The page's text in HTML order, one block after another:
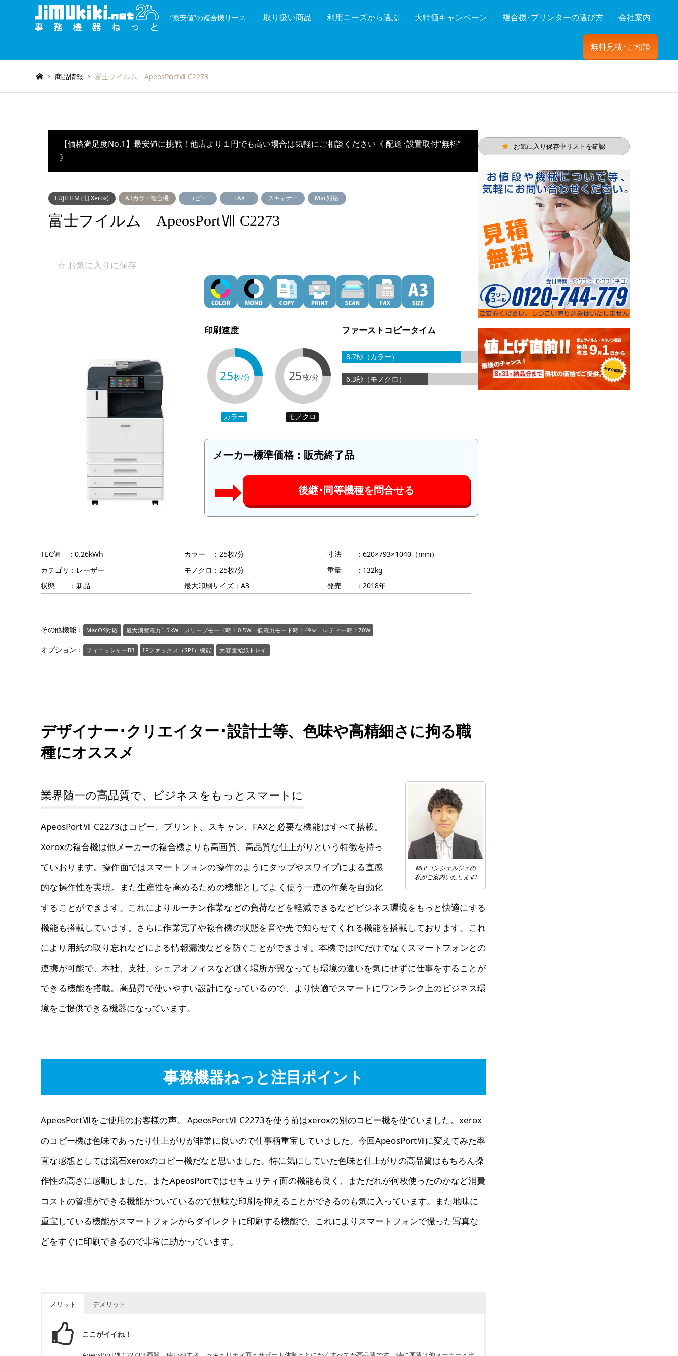
“最安値”の複合機リース 取り扱い商品 利用ニーズから選ぶ 大特価キャンペーン 複合機･プリンターの選び方 会社案内
無料見積･ご相談
商品情報 富士フイルム ApeosPortⅦ C2273
【価格満足度No.1】最安値に挑戦！他店より１円でも高い場合は気軽にご相談ください《 配送･設置取付“無料”
》
FUJIFILM (旧 Xerox) A3カラー複合機 コピー FAX スキャナー Mac対応
富士フイルム ApeosPortⅦ C2273
☆ お気に入りに保存
印刷速度
25枚/分
カラー
25枚/分
モノクロ
ファーストコピータイム
8.7秒（カラー）
6.3秒（モノクロ）
メーカー標準価格： 販売終了品
➡︎ 後継･同等機種を問合せる
TEC値 ：0.26kWh カラー ：25枚/分
寸法 ：620×793×1040（mm）
カテゴリ：レーザー
モノクロ：25枚/分
重量 ：132kg
状態 ：新品
最大印刷サイズ：A3 発売 ：2018年
その他機能： MacOS対応 最大消費電力1.5kW スリープモード時：0.5W 低電力モード時：49ｗ レディー時：70W
オプション： フィニッシャーB3 IPファックス（SPI）機能 大容量給紙トレイ
デザイナー･クリエイター･設計士等、色味や高精細さに拘る職
種にオススメ
業界随一の高品質で、ビジネスをもっとスマートに
MFPコンシェルジェの
私がご案内いたします!
ApeosPortⅦ C2273はコピー、プリント、スキャン、FAXと必要な機能はすべて搭載。
Xeroxの複合機は他メーカーの複合機よりも高画質、高品質な仕上がりという特徴を持っ
ていおります。操作面ではスマートフォンの操作のようにタップやスワイプによる直感
的な操作性を実現。また生産性を高めるための機能としてよく使う一連の作業を自動化
することができます。これによりルーチン作業などの負荷などを軽減できるなどビジネス環境をもっと快適にする
機能も搭載しています。さらに作業完了や複合機の状態を音や光で知らせてくれる機能を搭載しております。これ
により用紙の取り忘れなどによる情報漏洩などを防ぐことができます。本機ではPCだけでなくスマートフォンとの
連携が可能で、本社、支社、シェアオフィスなど働く場所が異なっても環境の違いを気にせずに仕事をすることが
できる機能を搭載。高品質で使いやすい設計になっているので、より快適でスマートにワンランク上のビジネス環
境をご提供できる機器になっています。
事務機器ねっと注目ポイント
ApeosPortⅦをご使用のお客様の声。 ApeosPortⅦ C2273を使う前はxeroxの別のコピー機を使ていました。xerox
のコピー機は色味であったり仕上がりが非常に良いので仕事柄重宝していました。今回ApeosPortⅦに変えてみた率
直な感想としては流石xeroxのコピー機だなと思いました。特に気にしていた色味と仕上がりの高品質はもちろん操
作性の高さに感動しました。またApeosPortではセキュリティ面の機能も良く、まただれが何枚使ったのかなど消費
コストの管理ができる機能がついているので無駄な印刷を抑えることができるのも気に入っています。また地味に
重宝している機能がスマートフォンからダイレクトに印刷する機能で、これによりスマートフォンで撮った写真な
どをすぐに印刷できるので非常に助かっています。
メリット デメリット
ここがイイね！
お気に入り保存中リストを確認